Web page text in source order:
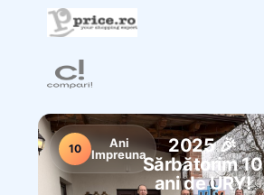
10
Ani
Impreuna
2025 🎉
Sărbătorim 10
ani de URY!